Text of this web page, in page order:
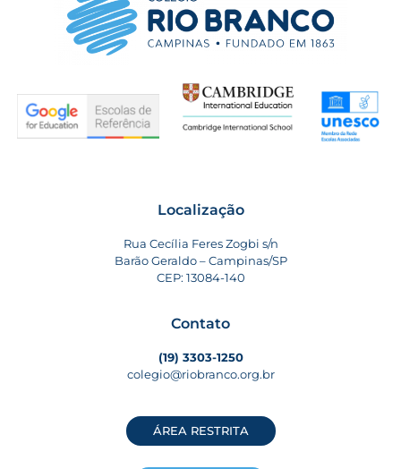
Localização
Rua Cecília Feres Zogbi s/n
Barão Geraldo – Campinas/SP
CEP: 13084-140
Contato
(19) 3303-1250
colegio@riobranco.org.br
ÁREA RESTRITA